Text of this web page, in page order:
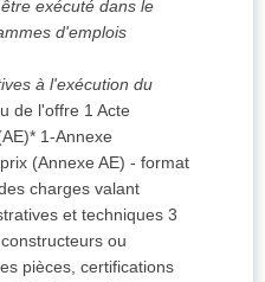
exécuté dans le
d'emplois
à l'exécution du
de l'offre 1 Acte
1-Annexe
(Annexe AE) - format
charges valant
et techniques 3
ou
pièces, certifications